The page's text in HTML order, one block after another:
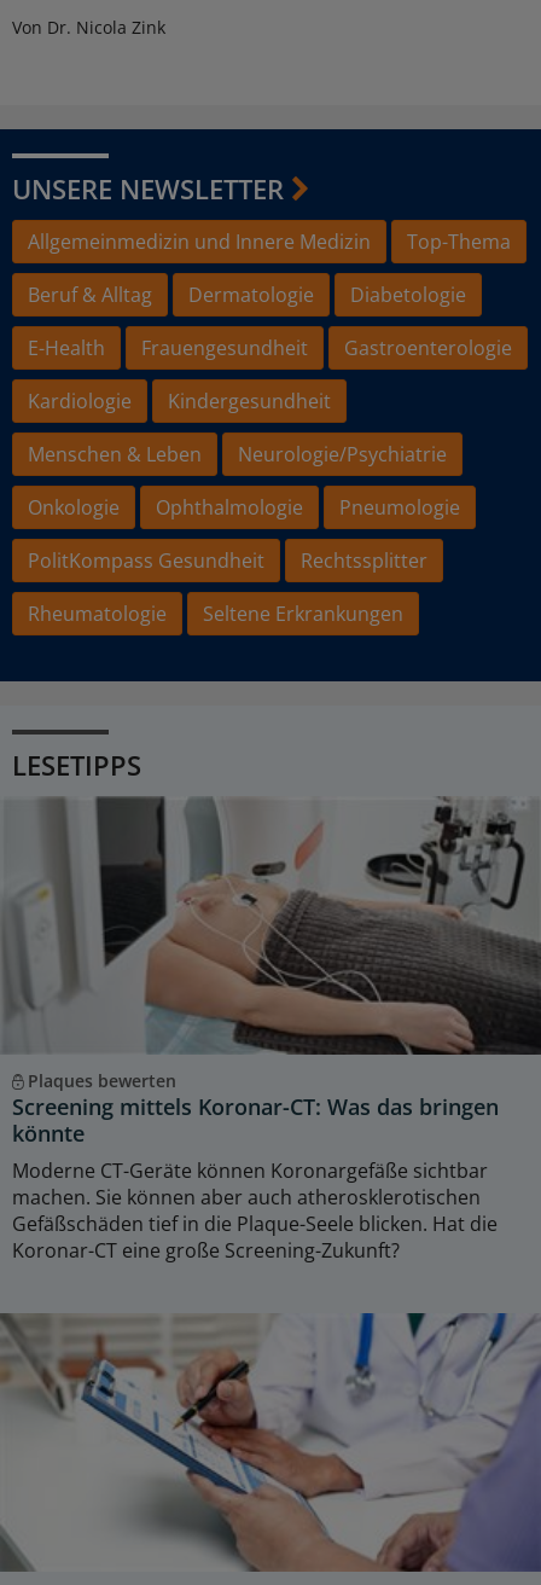
Von Dr. Nicola Zink
UNSERE NEWSLETTER
Allgemeinmedizin und Innere Medizin
Top-Thema
Beruf & Alltag
Dermatologie
Diabetologie
E-Health
Frauengesundheit
Gastroenterologie
Kardiologie
Kindergesundheit
Menschen & Leben
Neurologie/Psychiatrie
Onkologie
Ophthalmologie
Pneumologie
PolitKompass Gesundheit
Rechtssplitter
Rheumatologie
Seltene Erkrankungen
LESETIPPS
Plaques bewerten
Screening mittels Koronar-CT: Was das bringen
könnte
Moderne CT-Geräte können Koronargefäße sichtbar
machen. Sie können aber auch atherosklerotischen
Gefäßschäden tief in die Plaque-Seele blicken. Hat die
Koronar-CT eine große Screening-Zukunft?